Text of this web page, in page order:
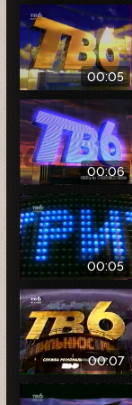
00:05
00:06
00:05
00:07